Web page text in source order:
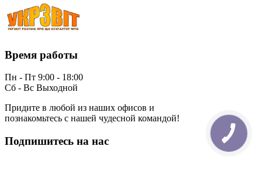
Время работы
Пн - Пт 9:00 - 18:00
Сб - Вс Выходной
Придите в любой из наших офисов и
познакомьтесь с нашей чудесной командой!
Подпишитесь на нас